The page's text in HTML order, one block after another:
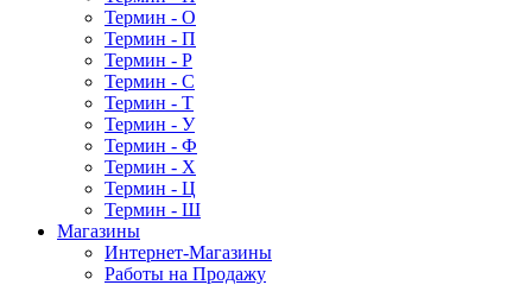
Термин - О
Термин - П
Термин - Р
Термин - С
Термин - Т
Термин - У
Термин - Ф
Термин - Х
Термин - Ц
Термин - Ш
Магазины
Интернет-Магазины
Работы на Продажу